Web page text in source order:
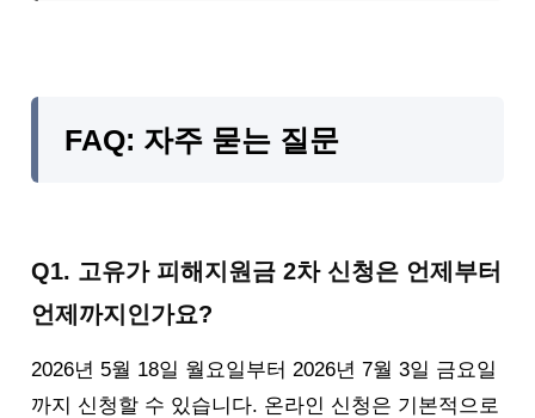
FAQ: 자주 묻는 질문
Q1. 고유가 피해지원금 2차 신청은 언제부터
언제까지인가요?
2026년 5월 18일 월요일부터 2026년 7월 3일 금요일
까지 신청할 수 있습니다. 온라인 신청은 기본적으로